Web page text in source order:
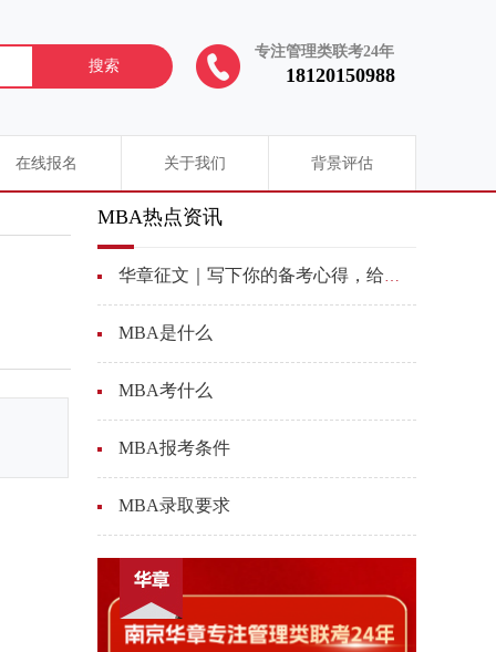
搜索 18120150988
专注管理类联考24年
在线报名 关于我们 背景评估
MBA热点资讯
华章征文｜写下你的备考心得，给更多学弟学妹加油助力
MBA是什么
MBA考什么
MBA报考条件
MBA录取要求